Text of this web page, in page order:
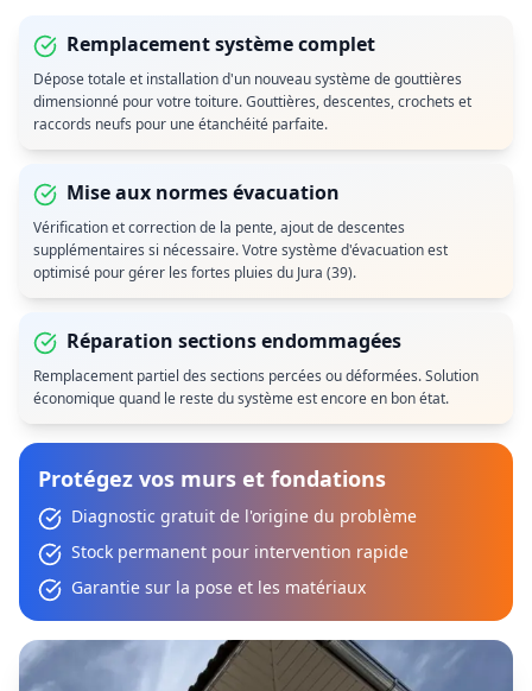
Remplacement système complet
Dépose totale et installation d'un nouveau système de gouttières
dimensionné pour votre toiture. Gouttières, descentes, crochets et
raccords neufs pour une étanchéité parfaite.
Mise aux normes évacuation
Vérification et correction de la pente, ajout de descentes
supplémentaires si nécessaire. Votre système d'évacuation est
optimisé pour gérer les fortes pluies du Jura (39).
Réparation sections endommagées
Remplacement partiel des sections percées ou déformées. Solution
économique quand le reste du système est encore en bon état.
Protégez vos murs et fondations
Diagnostic gratuit de l'origine du problème
Stock permanent pour intervention rapide
Garantie sur la pose et les matériaux